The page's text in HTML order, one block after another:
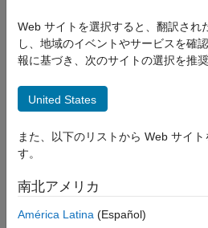
How useful was
Web サイトを選択すると、翻訳され
し、地域のイベントやサービスを確
報に基づき、次のサイトの選択を推
United States
また、以下のリストから Web サイ
す。
南北アメリカ
América Latina (Español)